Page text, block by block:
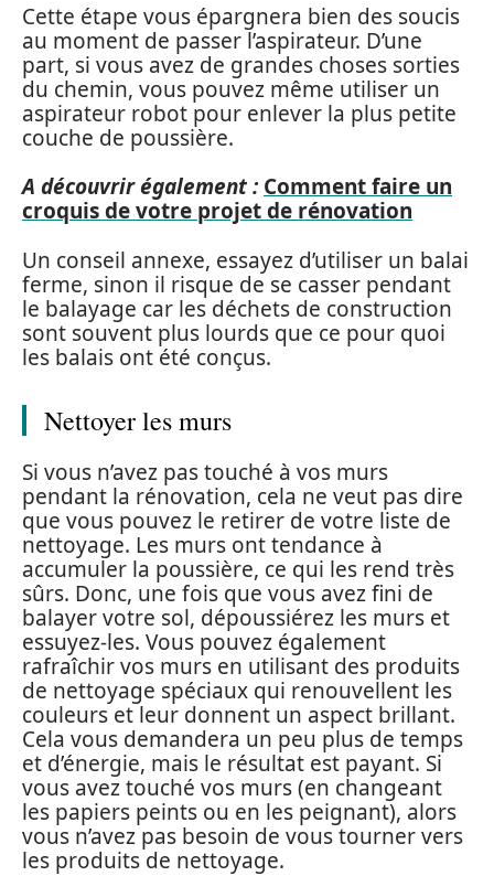
Cette étape vous épargnera bien des soucis
au moment de passer l’aspirateur. D’une
part, si vous avez de grandes choses sorties
du chemin, vous pouvez même utiliser un
aspirateur robot pour enlever la plus petite
couche de poussière.
A découvrir également : Comment faire un
croquis de votre projet de rénovation
Un conseil annexe, essayez d’utiliser un balai
ferme, sinon il risque de se casser pendant
le balayage car les déchets de construction
sont souvent plus lourds que ce pour quoi
les balais ont été conçus.
Nettoyer les murs
Si vous n’avez pas touché à vos murs
pendant la rénovation, cela ne veut pas dire
que vous pouvez le retirer de votre liste de
nettoyage. Les murs ont tendance à
accumuler la poussière, ce qui les rend très
sûrs. Donc, une fois que vous avez fini de
balayer votre sol, dépoussiérez les murs et
essuyez-les. Vous pouvez également
rafraîchir vos murs en utilisant des produits
de nettoyage spéciaux qui renouvellent les
couleurs et leur donnent un aspect brillant.
Cela vous demandera un peu plus de temps
et d’énergie, mais le résultat est payant. Si
vous avez touché vos murs (en changeant
les papiers peints ou en les peignant), alors
vous n’avez pas besoin de vous tourner vers
les produits de nettoyage.